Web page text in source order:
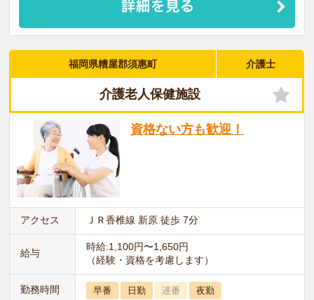
福岡県糟屋郡須惠町 介護士
介護老人保健施設
資格ない方も歓迎！
アクセス ＪＲ香椎線 新原 徒歩 7分
給与
時給:1,100円〜1,650円
（経験・資格を考慮します）
勤務時間 早番 日勤 遅番 夜勤